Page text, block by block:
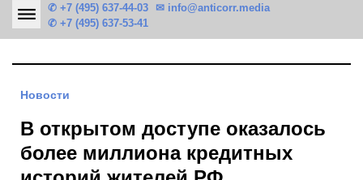
✆ +7 (495) 637-44-03
✆ +7 (495) 637-53-41
✉ info@anticorr.media
Новости
В открытом доступе оказалось
более миллиона кредитных